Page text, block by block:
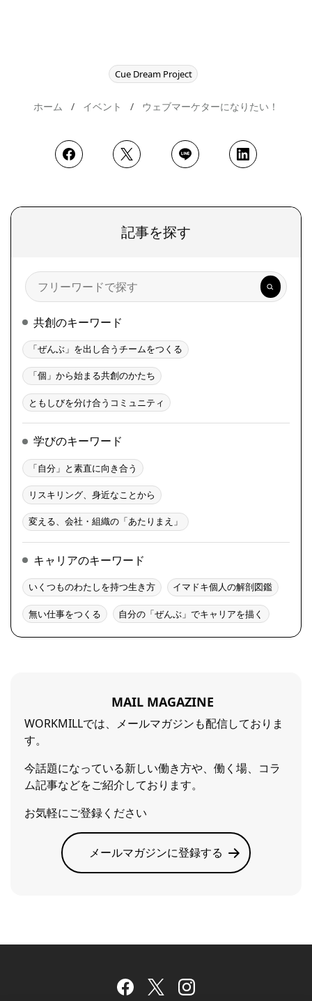
Cue Dream Project
ホーム イベント ウェブマーケターになりたい！
記事を探す
検
索
共創のキーワード
「ぜんぶ」を出し合うチームをつくる
「個」から始まる共創のかたち
ともしびを分け合うコミュニティ
学びのキーワード
「自分」と素直に向き合う
リスキリング、身近なことから
変える、会社・組織の「あたりまえ」
キャリアのキーワード
いくつものわたしを持つ生き方 イマドキ個人の解剖図鑑
無い仕事をつくる 自分の「ぜんぶ」でキャリアを描く
MAIL MAGAZINE
WORKMILLでは、メールマガジンも配信しておりま
す。
今話題になっている新しい働き方や、働く場、コラ
ム記事などをご紹介しております。
お気軽にご登録ください
メールマガジンに登録する
Facebook
TwitterInstagram